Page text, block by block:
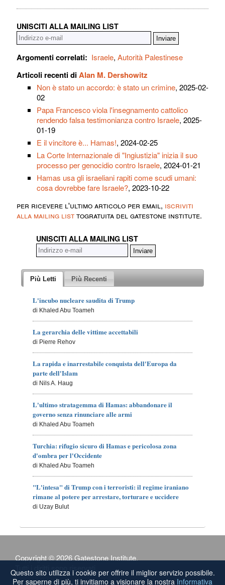
UNISCITI ALLA MAILING LIST
Argomenti correlati: Israele, Autorità Palestinese
Articoli recenti diAlan M. Dershowitz
Non è stato un accordo: è stato un crimine, 2025-02-
02
Papa Francesco viola l'insegnamento cattolico
rendendo falsa testimonianza contro Israele, 2025-
01-19
E il vincitore è... Hamas!, 2024-02-25
La Corte Internazionale di "Ingiustizia" inizia il suo
processo per genocidio contro Israele, 2024-01-21
Hamas usa gli israeliani rapiti come scudi umani:
cosa dovrebbe fare Israele?, 2023-10-22
per ricevere l'ultimo articolo per email, iscriviti
alla mailing listtogratuita del gatestone institute.
UNISCITI ALLA MAILING LIST
Più Letti Più Recenti
L'incubo nucleare saudita di Trump
di Khaled Abu Toameh
La gerarchia delle vittime accettabili
di Pierre Rehov
La rapida e inarrestabile conquista dell'Europa da
parte dell'Islam
di Nils A. Haug
L'ultimo stratagemma di Hamas: abbandonare il
governo senza rinunciare alle armi
di Khaled Abu Toameh
Turchia: rifugio sicuro di Hamas e pericolosa zona
d'ombra per l'Occidente
di Khaled Abu Toameh
"L'intesa" di Trump con i terroristi: il regime iraniano
rimane al potere per arrestare, torturare e uccidere
di Uzay Bulut
Copyright © 2026 Gatestone Institute.
Tutti i diritti sono riservati.
Questo sito utilizza i cookie per offrire il miglior servizio possibile.
Per saperne di più, ti invitiamo a visionare la nostra Informativa